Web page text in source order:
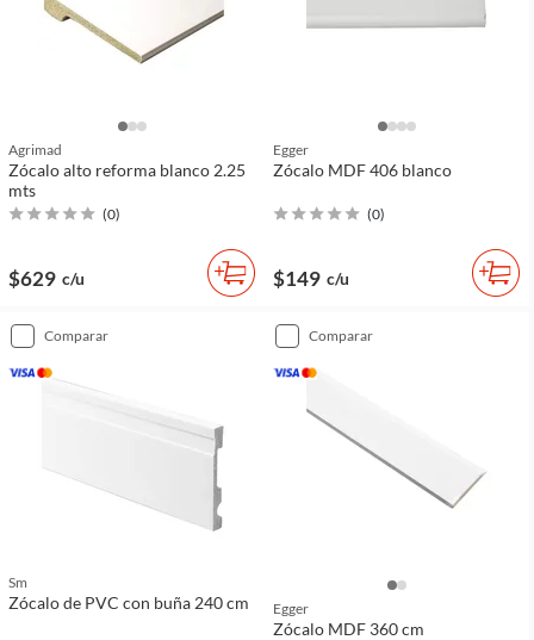
Agrimad
Zócalo alto reforma blanco 2.25
mts
(0)
$629 c/u
Egger
Zócalo MDF 406 blanco
(0)
$149 c/u
comparar
Sm
Zócalo de PVC con buña 240 cm
comparar
Egger
Zócalo MDF 360 cm